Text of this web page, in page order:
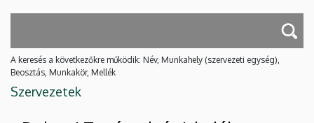
A keresés a következőkre működik: Név, Munkahely (szervezeti egység),
Beosztás, Munkakör, Mellék
Szervezetek